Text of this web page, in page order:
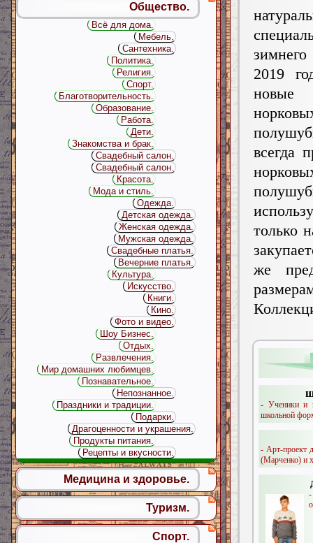
- Ученики и
школьной
- Арт-проект
(Марченко) и
-
2019
всегда
только
же
Общество.
Всё для дома.
Мебель.
Сантехника.
Политика.
Религия.
Спорт.
Благотворительность.
Образование.
Работа.
Дети.
Знакомства и брак.
Свадебный салон.
Свадебный салон.
Красота.
Мода и стиль.
Одежда.
Детская одежда.
Женская одежда.
Мужская одежда.
Свадебные платья.
Вечерние платья.
Культура.
Искусство.
Книги.
Кино.
Фото и видео.
Шоу Бизнес.
Отдых.
Развлечения.
Мир домашних любимцев.
Познавательное.
Непознанное.
Праздники и традиции.
Подарки.
Драгоценности и украшения.
Продукты питания.
Рецепты и вкусности.
Медицина и здоровье.
Туризм.
Спорт.